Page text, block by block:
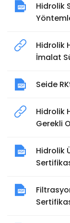
Hidrolik
Hidrolik
İmalat
Seide
Hidrolik
Gerekli
Hidrolik